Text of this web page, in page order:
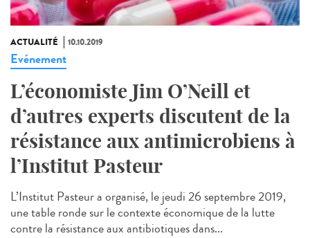
ACTUALITÉ 10.10.2019
Evénement
L’économiste Jim O’Neill et
d’autres experts discutent de la
résistance aux antimicrobiens à
l’Institut Pasteur
L’Institut Pasteur a organisé, le jeudi 26 septembre 2019,
une table ronde sur le contexte économique de la lutte
contre la résistance aux antibiotiques dans...